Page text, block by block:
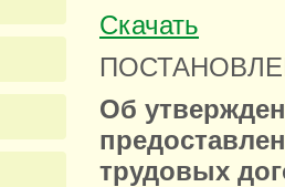
Скачать
Об
трудовых